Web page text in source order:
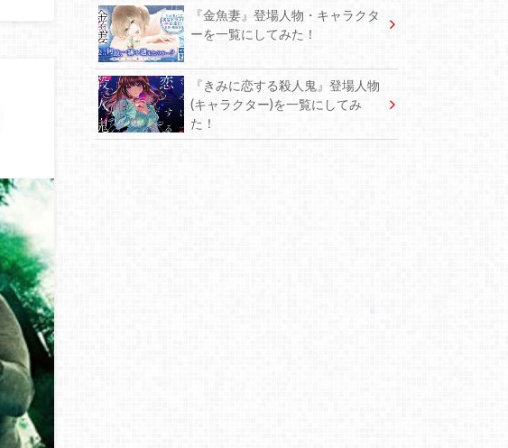
『金魚妻』登場人物・キャラクタ
ーを一覧にしてみた！
『きみに恋する殺人鬼』登場人物
(キャラクター)を一覧にしてみ
た！